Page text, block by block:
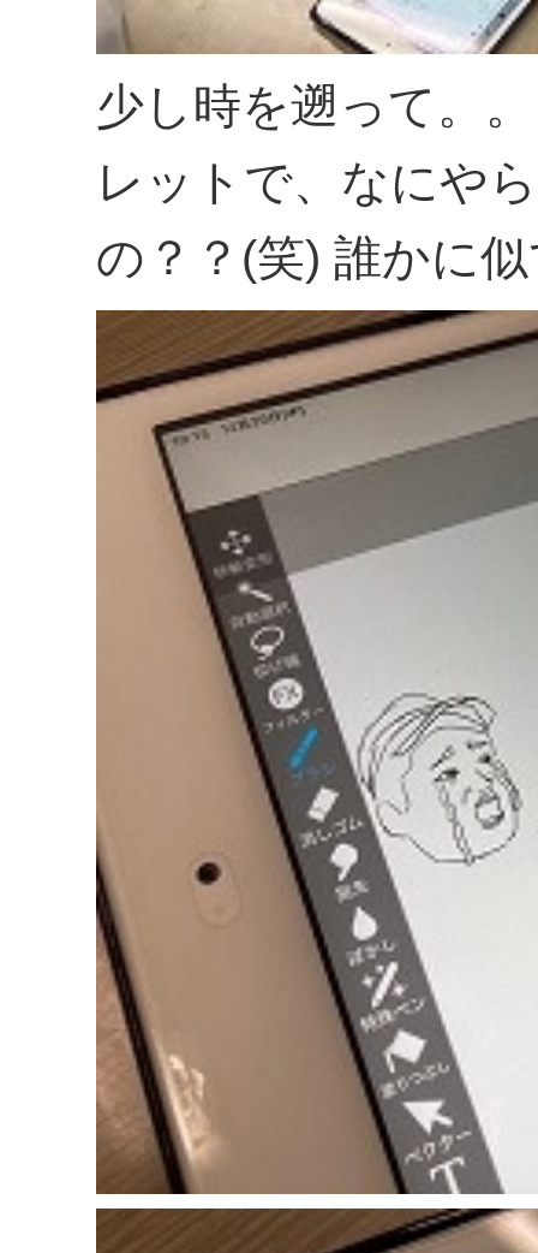
少し時を遡って。
レットで、なにや
の？？(笑) 誰かに